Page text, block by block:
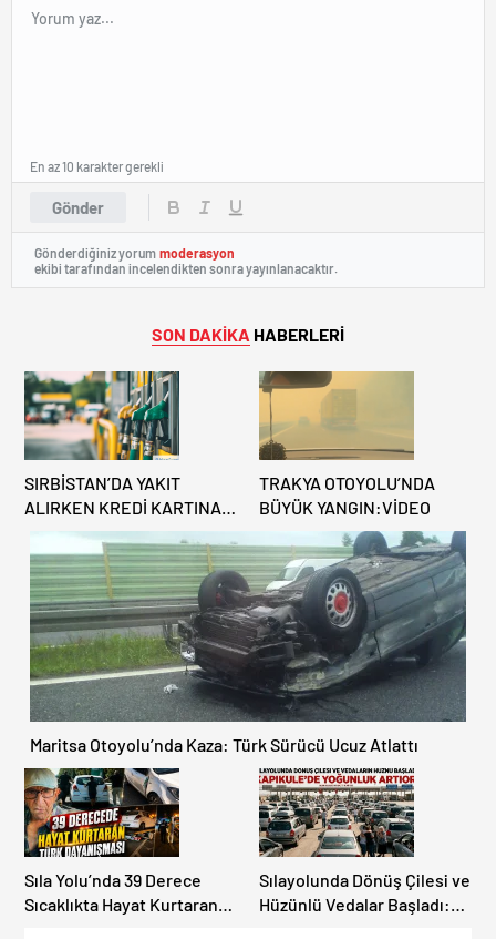
Gönder
En az 10 karakter gerekli
Gönderdiğiniz yorum moderasyon
ekibi tarafından incelendikten sonra yayınlanacaktır.
SON DAKİKA HABERLERİ
SIRBİSTAN’DA YAKIT
ALIRKEN KREDİ KARTINA
DİKKAT: MAĞDUR
OLMAYIN!
TRAKYA OTOYOLU’NDA
BÜYÜK YANGIN:VİDEO
Maritsa Otoyolu’nda Kaza: Türk Sürücü Ucuz Atlattı
Sıla Yolu’nda 39 Derece
Sıcaklıkta Hayat Kurtaran
Sılayolunda Dönüş Çilesi ve
Hüzünlü Vedalar Başladı: